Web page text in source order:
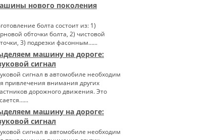
нового поколения
болта состоит из: 1)
обточки болта, 2) чистовой
3) подрезки фасонным…...
машину на дороге:
сигнал
сигнал в автомобиле необходим
привлечения внимания других
дорожного движения. Это
машину на дороге:
сигнал
сигнал в автомобиле необходим